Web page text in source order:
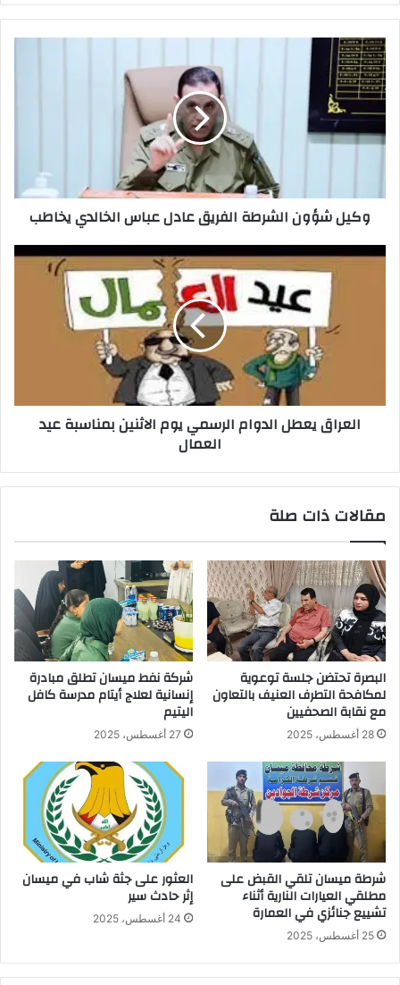
وكيل
شؤون
الشرطة
الفريق
عادل
عباس
وكيل شؤون الشرطة الفريق عادل عباس الخالدي يخاطب
العراق
العمال
العراق يعطل الدوام الرسمي يوم الاثنين بمناسبة عيد
العمال
مقالات ذات صلة
البصرة تحتضن جلسة توعوية
لمكافحة التطرف العنيف بالتعاون
مع نقابة الصحفيين
28 أغسطس، 2025
شركة نفط ميسان تطلق مبادرة
إنسانية لعلاج أيتام مدرسة كافل
اليتيم
27 أغسطس، 2025
شرطة ميسان تلقي القبض على
مطلقي العيارات النارية أثناء
تشييع جنائزي في العمارة
25 أغسطس، 2025
العثور على جثة شاب في ميسان
إثر حادث سير
24 أغسطس، 2025